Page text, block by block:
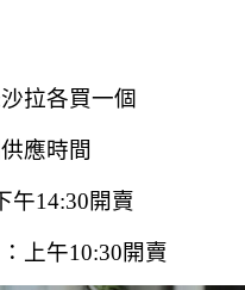
拉各買一個
應時間
午14:30開賣
上午10:30開賣